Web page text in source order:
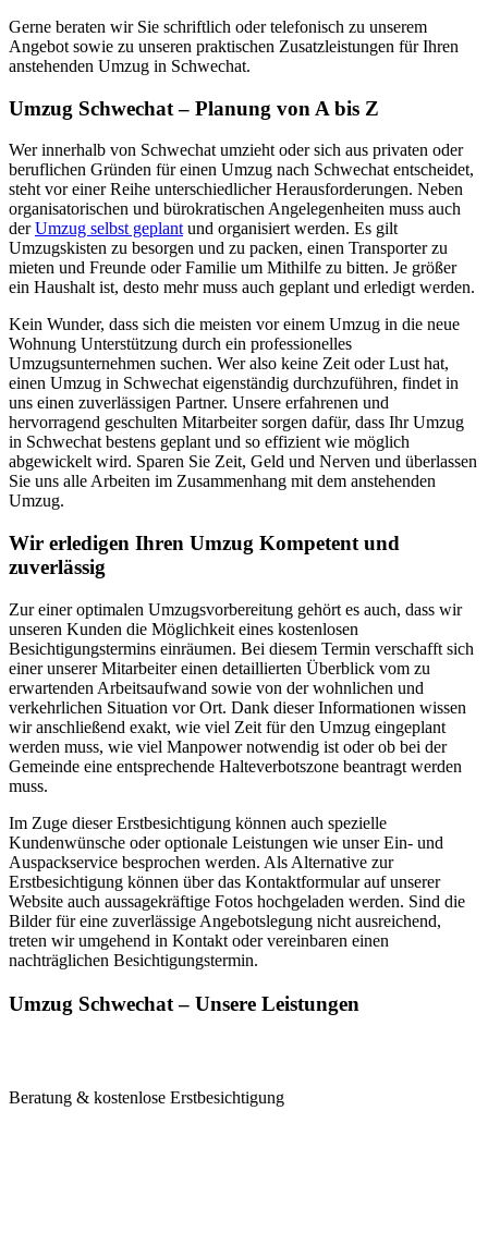
Gerne beraten wir Sie schriftlich oder telefonisch zu unserem
Angebot sowie zu unseren praktischen Zusatzleistungen für Ihren
anstehenden Umzug in Schwechat.
Umzug Schwechat – Planung von A bis Z
Wer innerhalb von Schwechat umzieht oder sich aus privaten oder
beruflichen Gründen für einen Umzug nach Schwechat entscheidet,
steht vor einer Reihe unterschiedlicher Herausforderungen. Neben
organisatorischen und bürokratischen Angelegenheiten muss auch
derUmzug selbst geplant und organisiert werden. Es gilt
Umzugskisten zu besorgen und zu packen, einen Transporter zu
mieten und Freunde oder Familie um Mithilfe zu bitten. Je größer
ein Haushalt ist, desto mehr muss auch geplant und erledigt werden.
Kein Wunder, dass sich die meisten vor einem Umzug in die neue
Wohnung Unterstützung durch ein professionelles
Umzugsunternehmen suchen. Wer also keine Zeit oder Lust hat,
einen Umzug in Schwechat eigenständig durchzuführen, findet in
uns einen zuverlässigen Partner. Unsere erfahrenen und
hervorragend geschulten Mitarbeiter sorgen dafür, dass Ihr Umzug
in Schwechat bestens geplant und so effizient wie möglich
abgewickelt wird. Sparen Sie Zeit, Geld und Nerven und überlassen
Sie uns alle Arbeiten im Zusammenhang mit dem anstehenden
Umzug.
Wir erledigen Ihren Umzug Kompetent und
zuverlässig
Zur einer optimalen Umzugsvorbereitung gehört es auch, dass wir
unseren Kunden die Möglichkeit eines kostenlosen
Besichtigungstermins einräumen. Bei diesem Termin verschafft sich
einer unserer Mitarbeiter einen detaillierten Überblick vom zu
erwartenden Arbeitsaufwand sowie von der wohnlichen und
verkehrlichen Situation vor Ort. Dank dieser Informationen wissen
wir anschließend exakt, wie viel Zeit für den Umzug eingeplant
werden muss, wie viel Manpower notwendig ist oder ob bei der
Gemeinde eine entsprechende Halteverbotszone beantragt werden
muss.
Im Zuge dieser Erstbesichtigung können auch spezielle
Kundenwünsche oder optionale Leistungen wie unser Ein- und
Auspackservice besprochen werden. Als Alternative zur
Erstbesichtigung können über das Kontaktformular auf unserer
Website auch aussagekräftige Fotos hochgeladen werden. Sind die
Bilder für eine zuverlässige Angebotslegung nicht ausreichend,
treten wir umgehend in Kontakt oder vereinbaren einen
nachträglichen Besichtigungstermin.
Umzug Schwechat – Unsere Leistungen
Beratung & kostenlose Erstbesichtigung